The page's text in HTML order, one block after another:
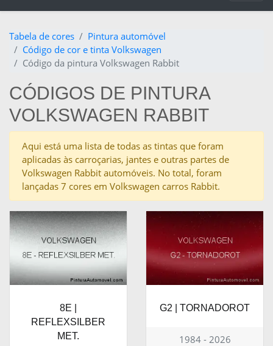
Tabela de cores
Pintura automóvel
Código de cor e tinta Volkswagen
Código da pintura Volkswagen Rabbit
CÓDIGOS DE PINTURA
VOLKSWAGEN RABBIT
Aqui está uma lista de todas as tintas que foram
aplicadas às carroçarias, jantes e outras partes de
Volkswagen Rabbit automóveis. No total, foram
lançadas 7 cores em Volkswagen carros Rabbit.
8E |
REFLEXSILBER
MET.
G2 | TORNADOROT
1984 - 2026